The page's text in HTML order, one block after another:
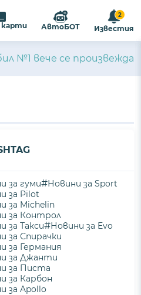
АвтоБОТ
2
Известия
№1 вече се произвежда
за гуми#Новини за Sport
за Pilot
за Michelin
за Контрол
за Такси#Новини за Evo
за Спирачки
за Германия
за Джанти
за Писта
за Карбон
за Apollo